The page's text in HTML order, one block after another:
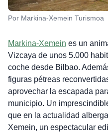
Por Markina-Xemein Turismoa
Markina-Xemein es un
Vizcaya de unos 5.000
coche desde Bilbao.
figuras pétreas
aprovechar la escapada
municipio. Un
que en la actualidad
Xemein, un espectacular